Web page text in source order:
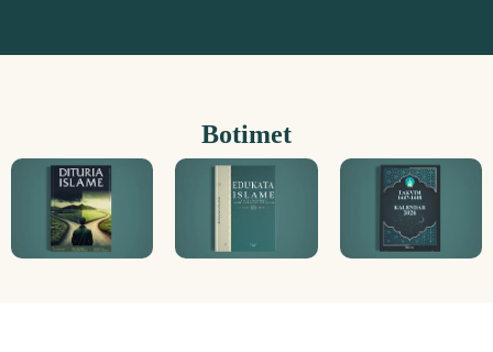
Botimet